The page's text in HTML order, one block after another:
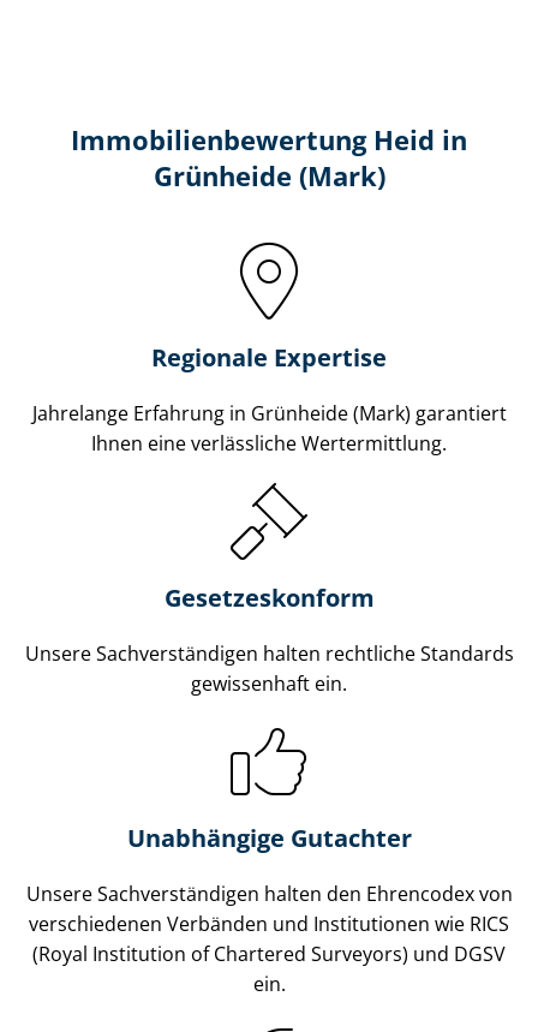
Immobilien­bewertung Heid in
Grünheide (Mark)
Regionale Expertise
Jahrelange Erfahrung in Grünheide (Mark) garantiert
Ihnen eine verlässliche Wertermittlung.
Gesetzes­konform
Unsere Sach­ver­stän­di­gen halten rechtliche Standards
gewissenhaft ein.
Unabhängige Gutachter
Unsere Sach­ver­stän­di­gen halten den Ehrencodex von
verschiedenen Verbänden und Institutionen wie RICS
(Royal Institution of Chartered Surveyors) und DGSV
ein.